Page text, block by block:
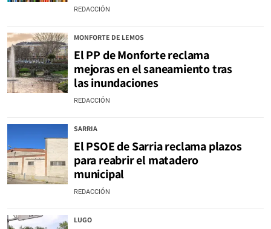
REDACCIÓN
MONFORTE DE LEMOS
El PP de Monforte reclama
mejoras en el saneamiento tras
las inundaciones
REDACCIÓN
SARRIA
El PSOE de Sarria reclama plazos
para reabrir el matadero
municipal
REDACCIÓN
LUGO